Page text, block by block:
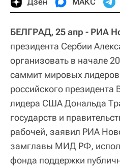
БЕЛГРАД, 25 апр - РИА
президента Сербии
организовать в начале
саммит мировых лидеров
российского
лидера США Дональда
государств и
рабочей, заявил РИА
замглавы МИД РФ,
фонда поддержки